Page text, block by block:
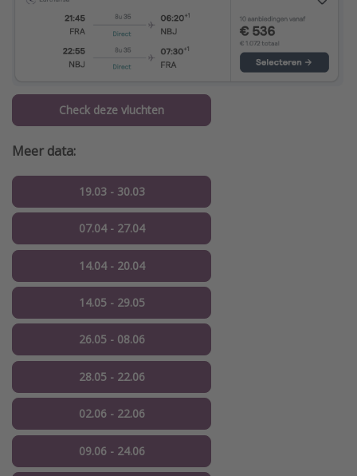
Check deze vluchten
Meer data:
19.03 - 30.03
07.04 - 27.04
14.04 - 20.04
14.05 - 29.05
26.05 - 08.06
28.05 - 22.06
02.06 - 22.06
09.06 - 24.06